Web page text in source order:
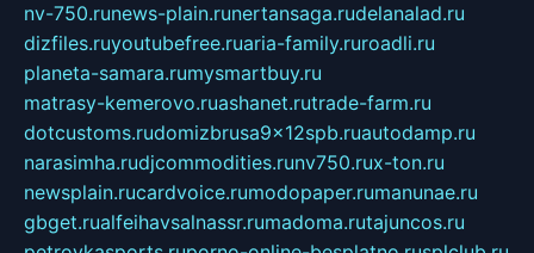
nv-750.runews-plain.runertansaga.rudelanalad.ru
dizfiles.ruyoutubefree.ruaria-family.ruroadli.ru
planeta-samara.rumysmartbuy.ru
matrasy-kemerovo.ruashanet.rutrade-farm.ru
dotcustoms.rudomizbrusa9x12spb.ruautodamp.ru
narasimha.rudjcommodities.runv750.rux-ton.ru
newsplain.rucardvoice.rumodopaper.rumanunae.ru
gbget.rualfeihavsalnassr.rumadoma.rutajuncos.ru